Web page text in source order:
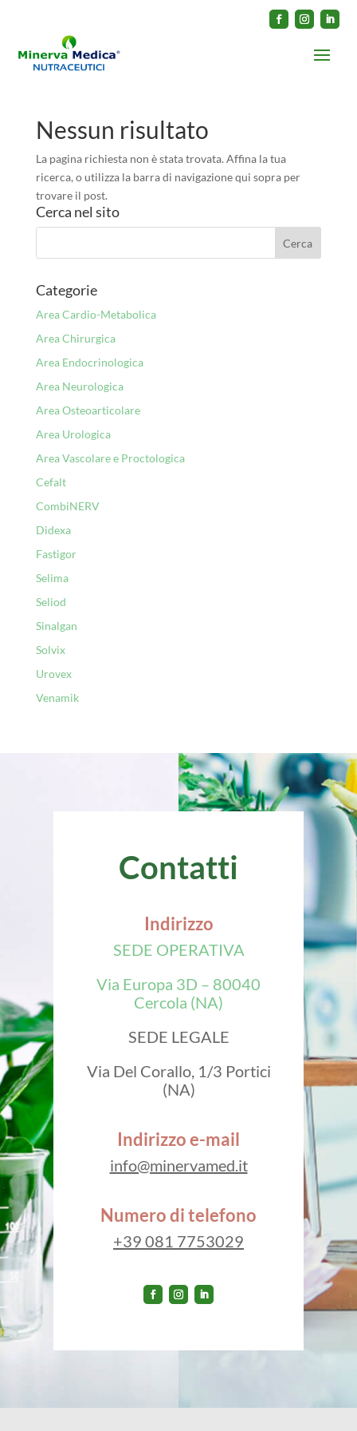
Nessun risultato
La pagina richiesta non è stata trovata. Affina la tua
ricerca, o utilizza la barra di navigazione qui sopra per
trovare il post.
Cerca nel sito
Categorie
Area Cardio-Metabolica
Area Chirurgica
Area Endocrinologica
Area Neurologica
Area Osteoarticolare
Area Urologica
Area Vascolare e Proctologica
Cefalt
CombiNERV
Didexa
Fastigor
Selima
Seliod
Sinalgan
Solvix
Urovex
Venamik
Contatti
Indirizzo
SEDE OPERATIVA
Via Europa 3D – 80040
Cercola (NA)
SEDE LEGALE
Via Del Corallo, 1/3 Portici
(NA)
Indirizzo e-mail
info@minervamed.it
Numero di telefono
+39 081 7753029